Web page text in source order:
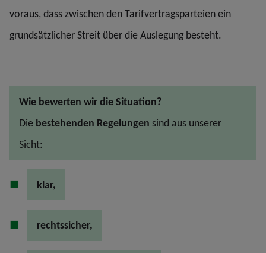
voraus, dass zwischen den Tarifvertragsparteien ein
grundsätzlicher Streit über die Auslegung besteht.
Wie bewerten wir die Situation?
Die bestehenden Regelungen sind aus unserer
Sicht:
klar,
rechtssicher,